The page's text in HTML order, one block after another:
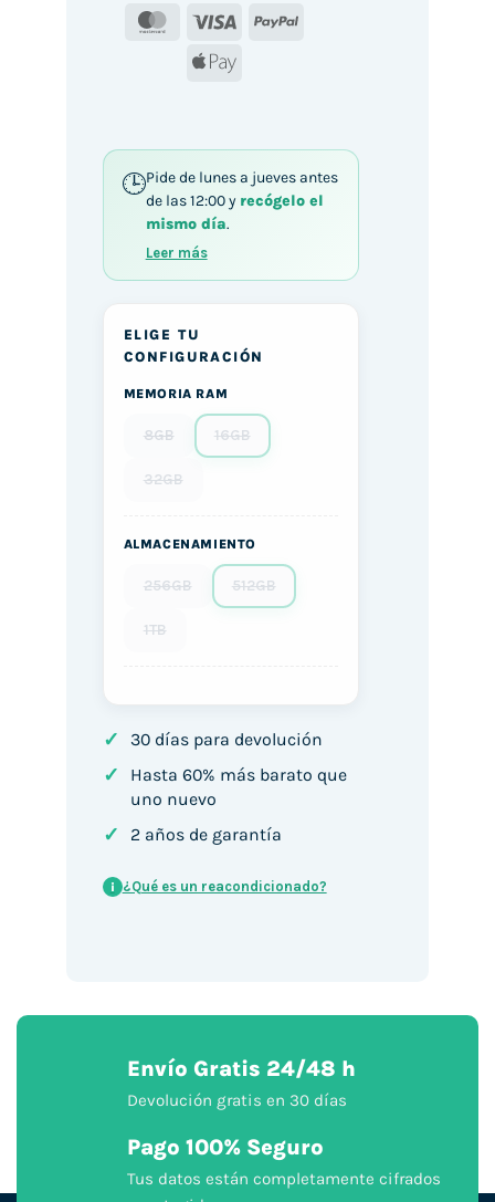
MasterCard
Visa
PayPal
Apple
Pide de lunes a jueves antes
de las 12:00 y recógelo el
mismo día.
Leer más
ELIGE TU
CONFIGURACIÓN
MEMORIA RAM
8GB 16GB
32GB
ALMACENAMIENTO
256GB 512GB
1TB
✓ 30 días para devolución
✓
Hasta 60% más barato que
uno nuevo
✓ 2 años de garantía
i ¿Qué es un reacondicionado?
Envío Gratis 24/48 h
Devolución gratis en 30 días
Pago 100% Seguro
Tus datos están completamente cifrados